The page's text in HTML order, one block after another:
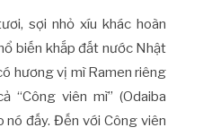
sợi nhỏ xíu khác hoàn
biến khắp đất nước Nhật
hương vị mì Ramen riêng
“Công viên mì” (Odaiba
nó đấy. Đến với Công viên